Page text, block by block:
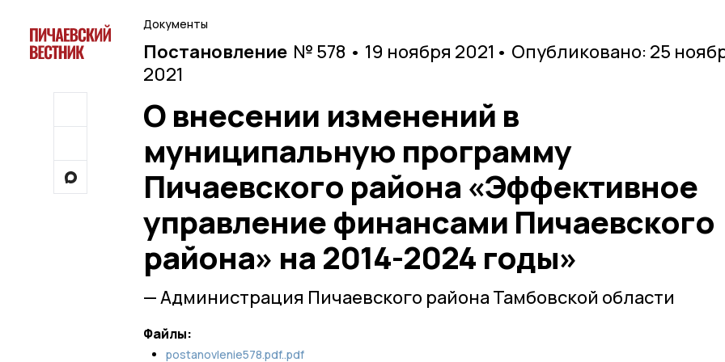
Документы
Постановление № 578 • 19 ноября 2021 • Опубликовано: 25
2021
О внесении изменений в
муниципальную программу
Пичаевского района «Эффективное
управление финансами Пичаевского
района» на 2014-2024 годы»
— Администрация Пичаевского района Тамбовской области
Файлы:
postanovlenie578.pdf..pdf